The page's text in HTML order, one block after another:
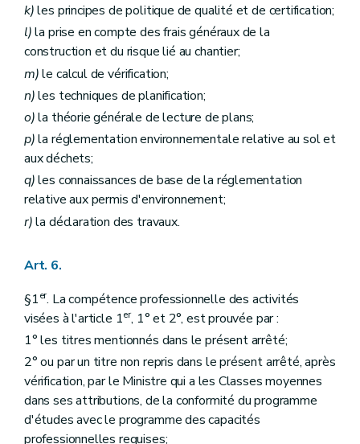
k)les principes de politique de qualité et de certification;
l)la prise en compte des frais généraux de la
construction et du risque lié au chantier;
m)le calcul de vérification;
n)les techniques de planification;
o)la théorie générale de lecture de plans;
p)la réglementation environnementale relative au sol et
aux déchets;
q)les connaissances de base de la réglementation
relative aux permis d'environnement;
r)la déclaration des travaux.
Art. 6.
§1er. La compétence professionnelle des activités
visées à l'article 1er, 1° et 2°, est prouvée par :
1° les titres mentionnés dans le présent arrêté;
2° ou par un titre non repris dans le présent arrêté, après
vérification, par le Ministre qui a les Classes moyennes
dans ses attributions, de la conformité du programme
d'études avec le programme des capacités
professionnelles requises;